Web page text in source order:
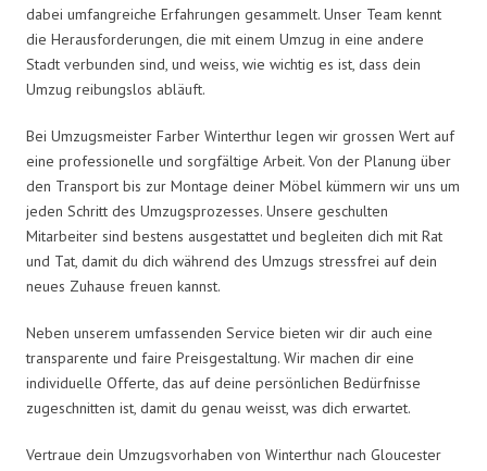
dabei umfangreiche Erfahrungen gesammelt. Unser Team kennt
die Herausforderungen, die mit einem Umzug in eine andere
Stadt verbunden sind, und weiss, wie wichtig es ist, dass dein
Umzug reibungslos abläuft.
Bei Umzugsmeister Farber Winterthur legen wir grossen Wert auf
eine professionelle und sorgfältige Arbeit. Von der Planung über
den Transport bis zur Montage deiner Möbel kümmern wir uns um
jeden Schritt des Umzugsprozesses. Unsere geschulten
Mitarbeiter sind bestens ausgestattet und begleiten dich mit Rat
und Tat, damit du dich während des Umzugs stressfrei auf dein
neues Zuhause freuen kannst.
Neben unserem umfassenden Service bieten wir dir auch eine
transparente und faire Preisgestaltung. Wir machen dir eine
individuelle Offerte, das auf deine persönlichen Bedürfnisse
zugeschnitten ist, damit du genau weisst, was dich erwartet.
Vertraue dein Umzugsvorhaben von Winterthur nach Gloucester